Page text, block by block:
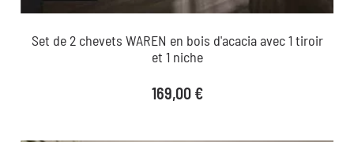
Set de 2 chevets WAREN en bois d'acacia avec 1 tiroir
et 1 niche
Prix
169,00 €